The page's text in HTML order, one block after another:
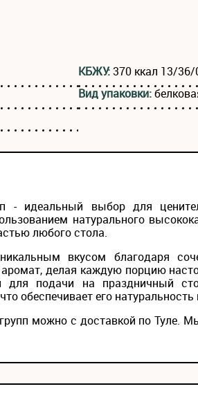
КБЖУ:370 ккал 13/36/
Вид упаковки:
- идеальный выбор для
натурального
любого стола.
вкусом благодаря
делая каждую порцию
для подачи на праздничный
обеспечивает его натуральность
можно с доставкой по Туле.